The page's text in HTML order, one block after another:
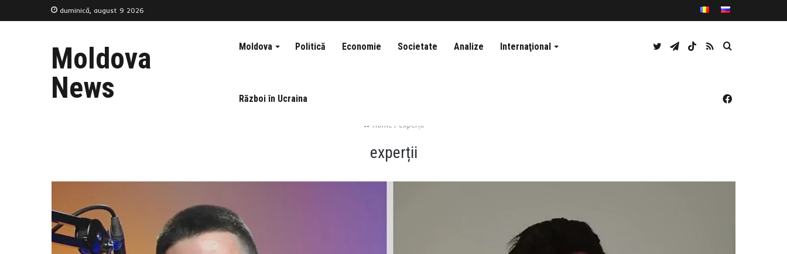
duminică, august 9 2026
Moldova
News
Moldova Politică Economie Societate Analize Internaţional
Război în Ucraina
Caută
RSS
TikTok
Telegram
Twitter
Facebook
Home / experții
experții